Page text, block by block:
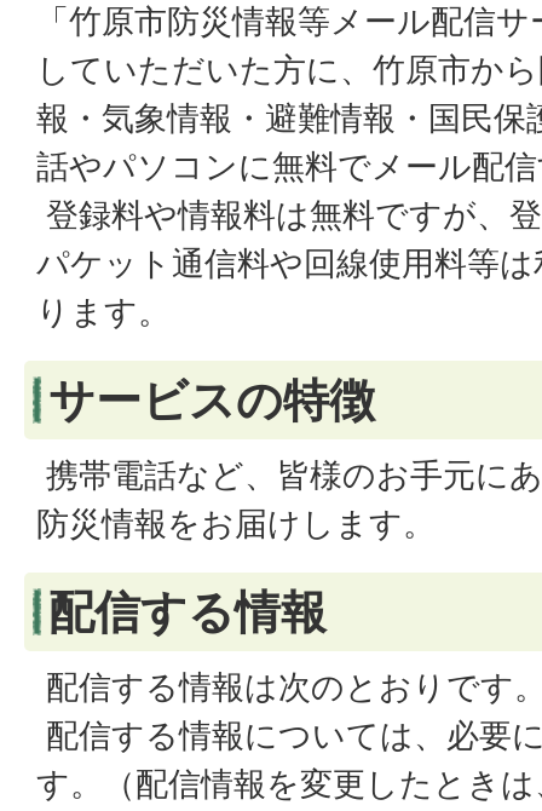
「竹原市防災情報等メール配信
していただいた方に、竹原市か
報・気象情報・避難情報・国民保
話やパソコンに無料でメール配
登録料や情報料は無料ですが、
パケット通信料や回線使用料等
ります。
サービスの特徴
携帯電話など、皆様のお手元に
防災情報をお届けします。
配信する情報
配信する情報は次のとおりです
配信する情報については、必要
す。（配信情報を変更したとき